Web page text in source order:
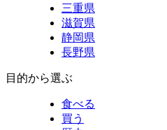
三重県
滋賀県
静岡県
長野県
目的から選ぶ
食べる
買う